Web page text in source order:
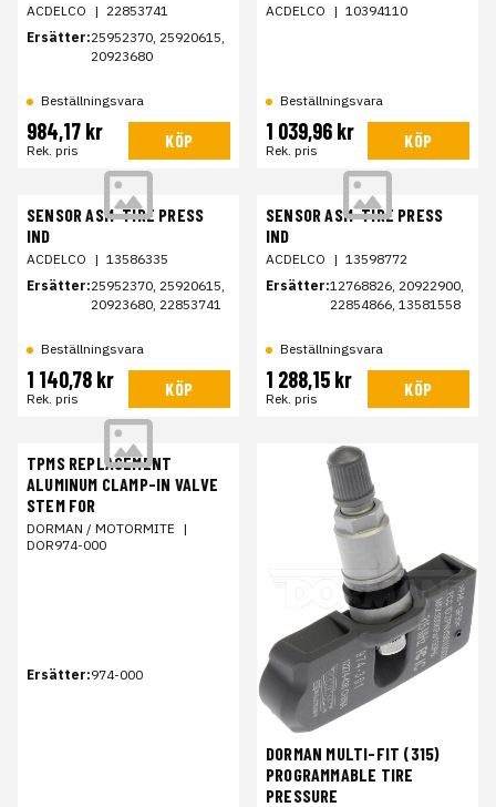
ACDELCO | 22853741
Ersätter:25952370, 25920615,
20923680
Beställningsvara
984,17 kr
Rek. pris KÖP
ACDELCO | 10394110
Beställningsvara
1 039,96 kr
Rek. pris KÖP
SENSOR ASM-TIRE PRESS
IND
ACDELCO | 13586335
Ersätter:25952370, 25920615,
20923680, 22853741
Beställningsvara
1 140,78 kr
Rek. pris KÖP
SENSOR ASM-TIRE PRESS
IND
ACDELCO | 13598772
Ersätter:12768826, 20922900,
22854866, 13581558
Beställningsvara
1 288,15 kr
Rek. pris KÖP
TPMS REPLACEMENT
ALUMINUM CLAMP-IN VALVE
STEM FOR
DORMAN / MOTORMITE |
DOR974-000
Ersätter:974-000
DORMAN MULTI-FIT (315)
PROGRAMMABLE TIRE
PRESSURE